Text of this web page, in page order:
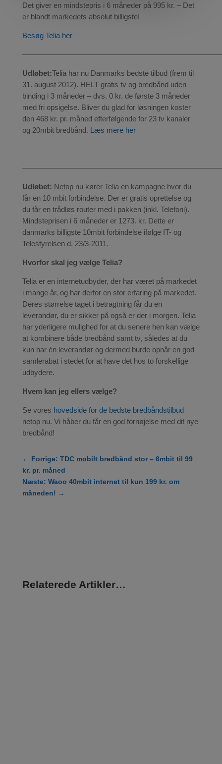
Det giver en mindstepris i 6 måneder på 995 kr. – Det
er blandt markedets absolut billigste!
Besøg Telia her
Udløbet:Telia har nu Danmarks bedste tilbud (frem til
31. august 2012). HELT gratis tv og bredbånd uden
binding i 3 måneder – dvs. 0 kr. de første 3 måneder
med fri opsigelse. Bliver du glad for løsningen koster
den 468 kr. pr. måned efterfølgende for 23 tv kanaler
og 20mbit bredbånd. Læs mere her
Udløbet: Netop nu kører Telia en kampagne hvor du
får en 10 mbit forbindelse. Der er gratis oprettelse og
du får en trådløs router med i pakken (inkl. Telefoni).
Mindsteprisen i 6 måneder er 1273. kr. Dette er
danmarks billigste 10mbit forbindelse ifølge IT- og
Telestyrelsen d. 23/3-2011.
Hvorfor skal jeg vælge Telia?
Telia er en internetudbyder, der har været på markedet
i mange år, og har derfor en stor erfaring på markedet.
Deres størrelse taget i betragtning får du en
leverandør, du er sikker på også er der i morgen. Telia
har yderligere mulighed for at du senere hen kan vælge
at kombinere både bredbånd samt tv, således at du
kun har én leverandør og dermed burde opnår en god
samlerabat i stedet for at have det hos to forskellige
udbydere.
Hvem kan jeg ellers vælge?
Se vores hovedside for de bedste bredbåndstilbud
netop nu. Vi håber du får en god fornøjelse med dit nye
bredbånd!
← Forrige: TDC mobilt bredbånd stor – 6mbit til 99
kr. pr. måned
Næste: Waoo 40mbit internet til kun 199 kr. om
måneden! →
Relaterede Artikler…